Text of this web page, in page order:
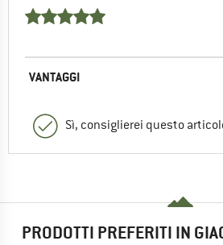
VANTAGGI
Sì, consiglierei questo
PRODOTTI PREFERITI IN